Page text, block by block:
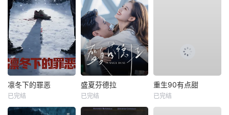
凛冬下的罪恶
已完结
盛夏芬德拉
已完结
重生90有点甜
已完结